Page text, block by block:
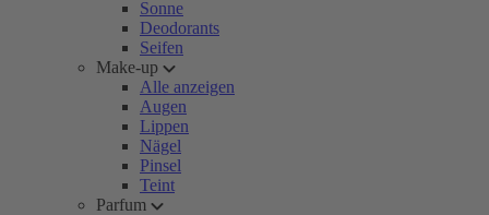
Sonne
Deodorants
Seifen
Make-up
Alle anzeigen
Augen
Lippen
Nägel
Pinsel
Teint
Parfum